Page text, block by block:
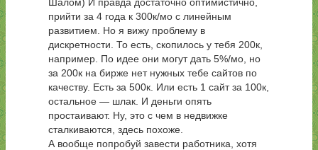
прийти за 4 года к 300к/мо с линейным
развитием. Но я вижу проблему в
дискретности. То есть, скопилось у тебя 200к,
например. По идее они могут дать 5%/мо, но
за 200к на бирже нет нужных тебе сайтов по
качеству. Есть за 500к. Или есть 1 сайт за 100к,
остальное — шлак. И деньги опять
простаивают. Ну, это с чем в недвижке
сталкиваются, здесь похоже.
А вообще попробуй завести работника, хотя